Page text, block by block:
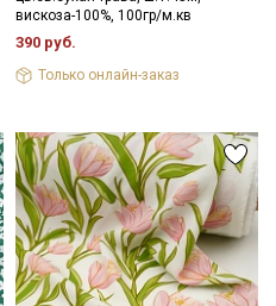
вискоза-100%, 100гр/м.кв
390 руб.
Только онлайн-заказ